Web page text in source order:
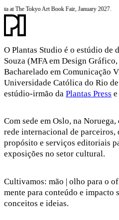
at The Tokyo Art Book Fair, January 2027.
O Plantas Studio é o estúdio de
Souza (MFA em Design
Bacharelado em Comunicação
Universidade Católica do Rio
estúdio-irmão da Plantas Press
Com sede em Oslo, na
rede internacional de parceiros,
propósito e serviços editoriais
exposições no setor cultural.
Cultivamos: mão | olho para o
mente para conteúdo e impacto
conceitos e ideias.